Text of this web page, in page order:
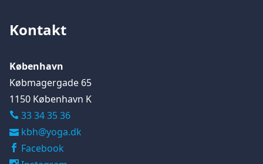
Kontakt
København
Købmagergade 65
1150 København K
33 34 35 36
kbh@yoga.dk
Facebook